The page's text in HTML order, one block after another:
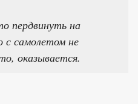
пердвинуть на
с самолетом не
оказывается.